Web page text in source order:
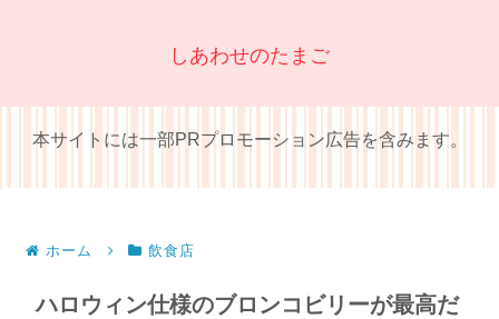
しあわせのたまご
本サイトには一部PRプロモーション広告を含みます。
ホーム 飲食店
ハロウィン仕様のブロンコビリーが最高だ